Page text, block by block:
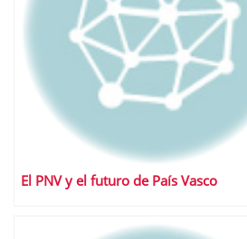
El PNV y el futuro de País Vasco